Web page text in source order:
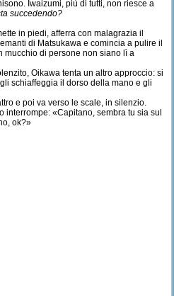
Iwaizumi, più di tutti, non riesce a
succedendo?
in piedi, afferra con malagrazia il
di Matsukawa e comincia a pulire il
mucchio di persone non siano lì a
Oikawa tenta un altro approccio: si
schiaffeggia il dorso della mano e gli
e poi va verso le scale, in silenzio.
interrompe: «Capitano, sembra tu sia sul
ok?»